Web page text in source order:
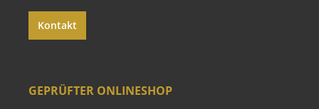
Kontakt
GEPRÜFTER ONLINESHOP